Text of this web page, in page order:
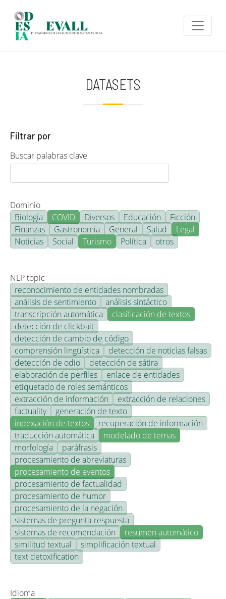
DATASETS
Filtrar por
Buscar palabras clave
Dominio
Biología
COVID Diversos Educación
Ficción
Finanzas
Gastronomía General Salud
Legal
Noticias
Social Turismo Política otros
NLP topic
reconocimiento de entidades nombradas
análisis de sentimiento
análisis sintáctico
transcripción automática
clasificación de textos
detección de clickbait
detección de cambio de código
comprensión lingüística
detección de noticias falsas
detección de odio
detección de sátira
elaboración de perfiles
enlace de entidades
etiquetado de roles semánticos
extracción de información
extracción de relaciones
factuality
generación de texto
indexación de textos
recuperación de información
traducción automática
modelado de temas
morfología
paráfrasis
procesamiento de abreviaturas
procesamiento de eventos
procesamiento de factualidad
procesamiento de humor
procesamiento de la negación
sistemas de pregunta-respuesta
sistemas de recomendación
resumen automático
similitud textual
simplificación textual
text detoxification
Idioma